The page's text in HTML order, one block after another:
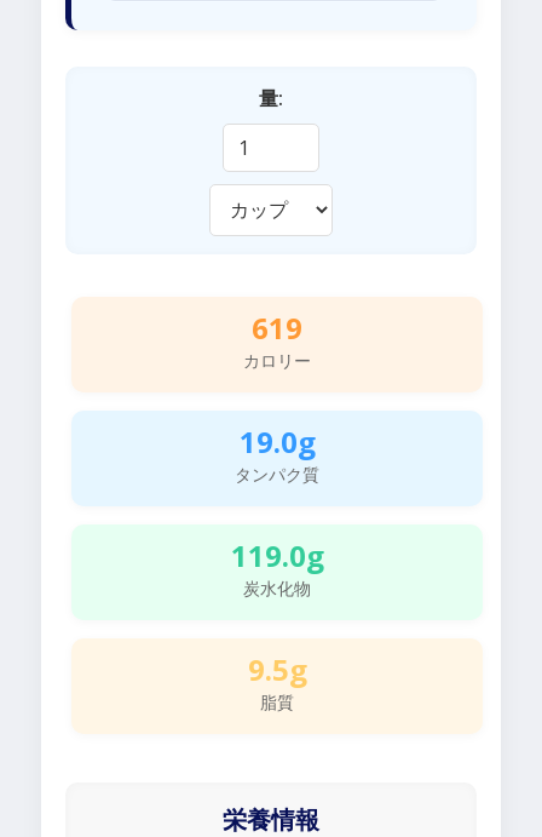
量:
619
カロリー
19.0g
タンパク質
119.0g
炭水化物
9.5g
脂質
栄養情報